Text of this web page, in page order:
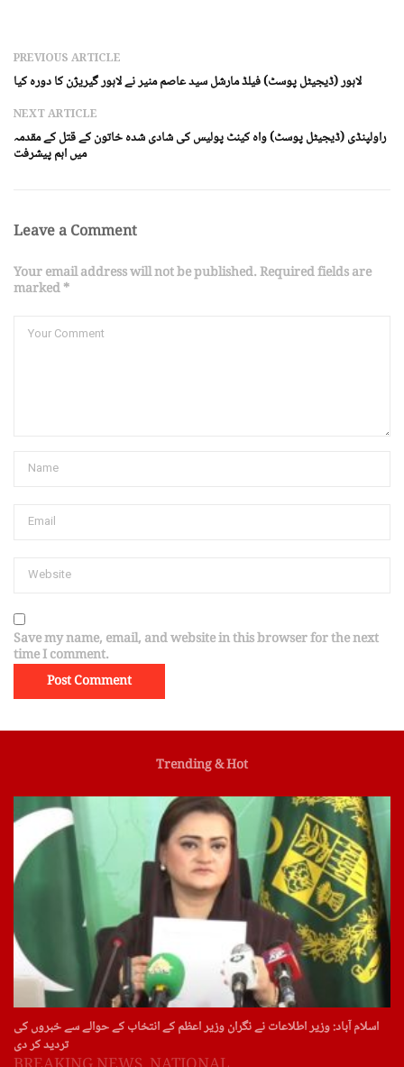
PREVIOUS ARTICLE
لاہور (ڈیجیٹل پوسٹ) فیلڈ مارشل سید عاصم منیر نے لاہور گیریژن کا دورہ کیا
NEXT ARTICLE
راولپنڈی (ڈیجیٹل پوسٹ) واہ کینٹ پولیس کی شادی شدہ خاتون کے قتل کے مقدمہ
میں اہم پیشرفت
Leave a Comment
Your email address will not be published. Required fields are
marked *
Save my name, email, and website in this browser for the next
time I comment.
Trending & Hot
اسلام آباد: وزیر اطلاعات نے نگران وزیر اعظم کے انتخاب کے حوالے سے خبروں کی
تردید کر دی